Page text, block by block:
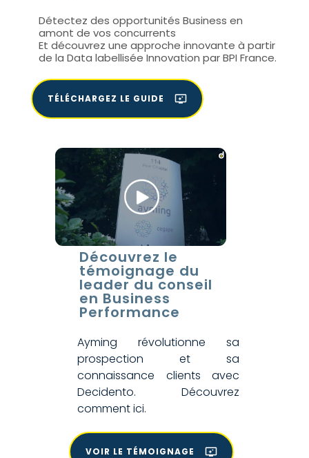
Détectez des opportunités Business en
amont de vos concurrents
Et découvrez une approche innovante à partir
de la Data labellisée Innovation par BPI France.
TÉLÉCHARGEZ LE GUIDE
Découvrez le
témoignage du
leader du conseil
en Business
Performance
Ayming révolutionne sa
prospection et sa
connaissance clients avec
Decidento. Découvrez
comment ici.
VOIR LE TÉMOIGNAGE